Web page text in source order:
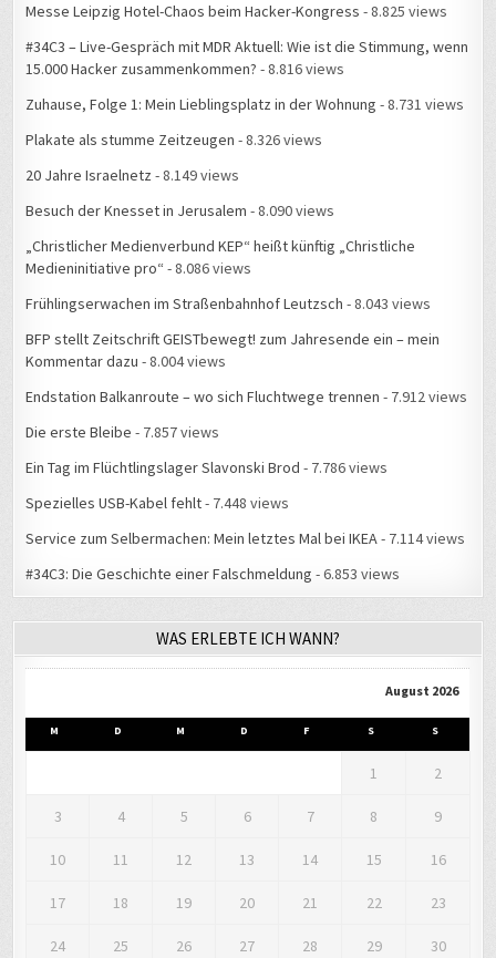
Messe Leipzig Hotel-Chaos beim Hacker-Kongress - 8.825 views
#34C3 – Live-Gespräch mit MDR Aktuell: Wie ist die Stimmung, wenn
15.000 Hacker zusammenkommen? - 8.816 views
Zuhause, Folge 1: Mein Lieblingsplatz in der Wohnung - 8.731 views
Plakate als stumme Zeitzeugen - 8.326 views
20 Jahre Israelnetz - 8.149 views
Besuch der Knesset in Jerusalem - 8.090 views
„Christlicher Medienverbund KEP“ heißt künftig „Christliche
Medieninitiative pro“ - 8.086 views
Frühlingserwachen im Straßenbahnhof Leutzsch - 8.043 views
BFP stellt Zeitschrift GEISTbewegt! zum Jahresende ein – mein
Kommentar dazu - 8.004 views
Endstation Balkanroute – wo sich Fluchtwege trennen - 7.912 views
Die erste Bleibe - 7.857 views
Ein Tag im Flüchtlingslager Slavonski Brod - 7.786 views
Spezielles USB-Kabel fehlt- 7.448 views
Service zum Selbermachen: Mein letztes Mal bei IKEA- 7.114 views
#34C3: Die Geschichte einer Falschmeldung - 6.853 views
WAS ERLEBTE ICH WANN?
August 2026
M D M D F S S
1 2
3 4 5 6 7 8 9
10 11 12 13 14 15 16
17 18 19 20 21 22 23
24 25 26 27 28 29 30